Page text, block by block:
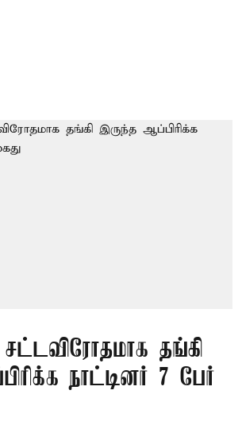
தங்கி
நாட்டினர் 7 பேர்